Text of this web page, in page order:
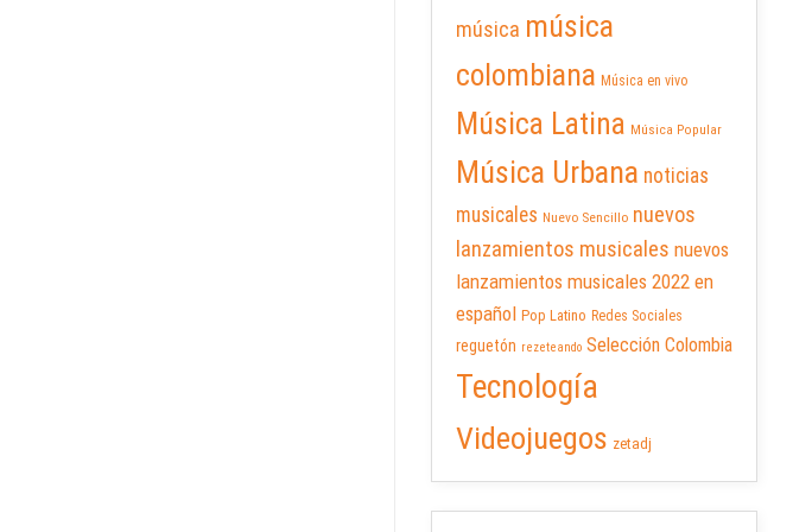
música música
colombiana Música en vivo
Música Latina Música Popular
Música Urbana noticias
musicales Nuevo Sencillo nuevos
lanzamientos musicales nuevos
lanzamientos musicales 2022 en
español Pop Latino Redes Sociales
reguetón rezeteando Selección Colombia
Tecnología
Videojuegos zetadj